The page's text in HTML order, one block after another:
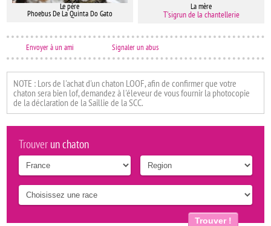
Le père
Phoebus De La Quinta Do Gato
La mère
T'sigrun de la chantellerie
Envoyer à un ami Signaler un abus
NOTE : Lors de l'achat d'un chaton LOOF, afin de confirmer que votre
chaton sera bien lof, demandez à l'éleveur de vous fournir la photocopie
de la déclaration de la Saillie de la SCC.
Trouver un chaton
Trouver !